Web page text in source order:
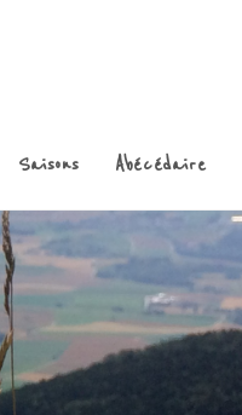
Saisons Abécédaire